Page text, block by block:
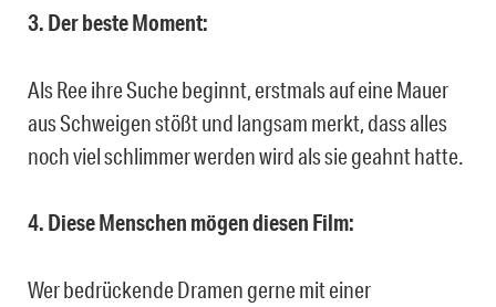
3. Der beste Moment:
Als Ree ihre Suche beginnt, erstmals auf eine Mauer
aus Schweigen stößt und langsam merkt, dass alles
noch viel schlimmer werden wird als sie geahnt hatte.
4. Diese Menschen mögen diesen Film:
Wer bedrückende Dramen gerne mit einer